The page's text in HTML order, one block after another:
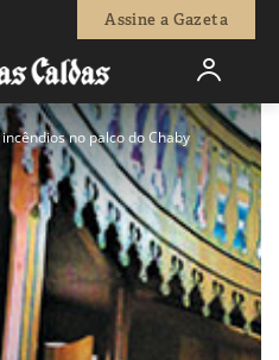
Assine a Gazeta
no palco do Chaby